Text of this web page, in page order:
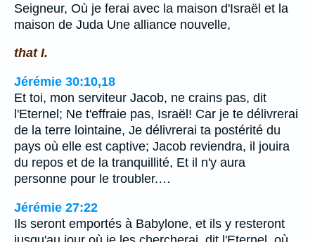
Seigneur, Où je ferai avec la maison d'Israël et la
maison de Juda Une alliance nouvelle,
that I.
Jérémie 30:10,18
Et toi, mon serviteur Jacob, ne crains pas, dit
l'Eternel; Ne t'effraie pas, Israël! Car je te délivrerai
de la terre lointaine, Je délivrerai ta postérité du
pays où elle est captive; Jacob reviendra, il jouira
du repos et de la tranquillité, Et il n'y aura
personne pour le troubler.…
Jérémie 27:22
Ils seront emportés à Babylone, et ils y resteront